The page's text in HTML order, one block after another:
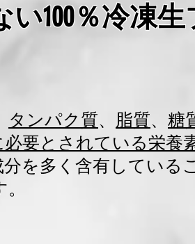
100％冷凍
タンパク質、 脂質、 糖
必要とされている栄養
を多く含有している